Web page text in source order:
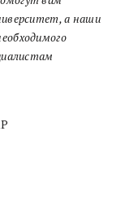
а наши